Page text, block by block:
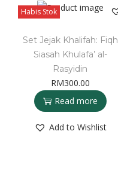
Habis Stok
Set Jejak Khalifah: Fiqh
Siasah Khulafa’ al-
Rasyidin
RM300.00
Read more
Add to Wishlist